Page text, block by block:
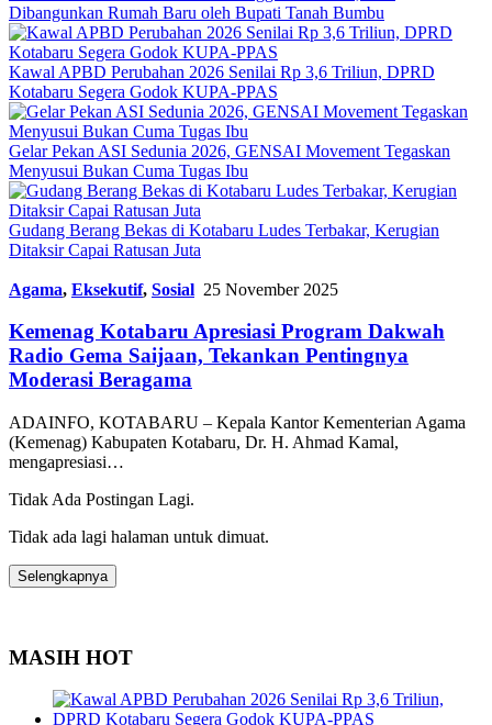
Dibangunkan Rumah Baru oleh Bupati Tanah Bumbu
Kawal APBD Perubahan 2026 Senilai Rp 3,6 Triliun, DPRD
Kotabaru Segera Godok KUPA-PPAS
Gelar Pekan ASI Sedunia 2026, GENSAI Movement Tegaskan
Menyusui Bukan Cuma Tugas Ibu
Gudang Berang Bekas di Kotabaru Ludes Terbakar, Kerugian
Ditaksir Capai Ratusan Juta
Agama, Eksekutif, Sosial 25 November 2025
Kemenag Kotabaru Apresiasi Program Dakwah
Radio Gema Saijaan, Tekankan Pentingnya
Moderasi Beragama
ADAINFO, KOTABARU – Kepala Kantor Kementerian Agama
(Kemenag) Kabupaten Kotabaru, Dr. H. Ahmad Kamal,
mengapresiasi…
Tidak Ada Postingan Lagi.
Tidak ada lagi halaman untuk dimuat.
Selengkapnya
MASIH HOT